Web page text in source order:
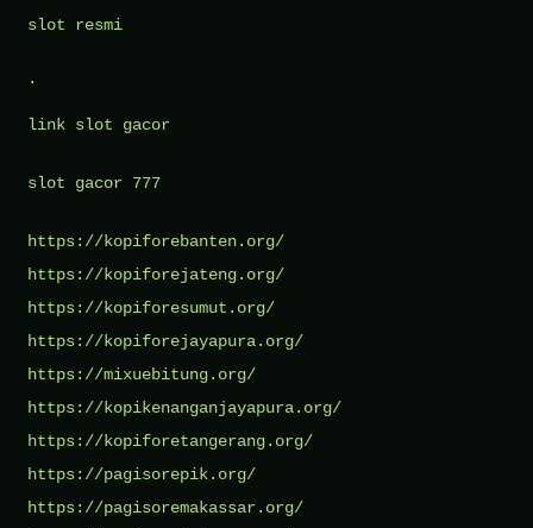
slot resmi
.
link slot gacor
slot gacor 777
https://kopiforebanten.org/
https://kopiforejateng.org/
https://kopiforesumut.org/
https://kopiforejayapura.org/
https://mixuebitung.org/
https://kopikenanganjayapura.org/
https://kopiforetangerang.org/
https://pagisorepik.org/
https://pagisoremakassar.org/